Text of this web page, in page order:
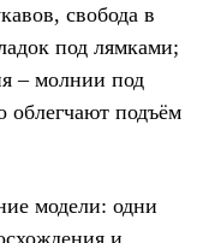
свобода в
под лямками;
– молнии под
облегчают подъём
модели: одни
и